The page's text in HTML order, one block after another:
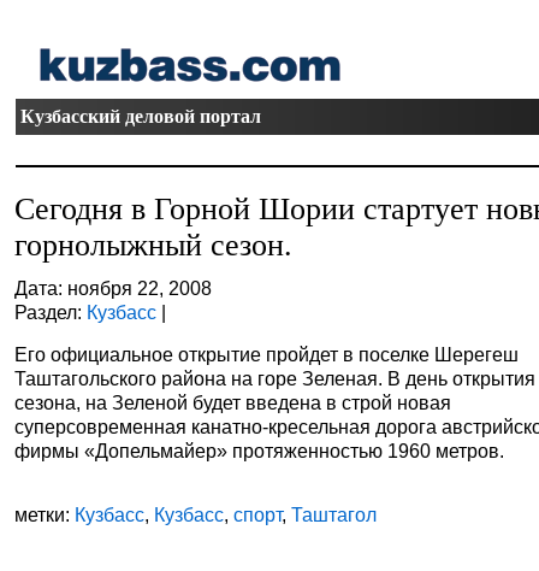
Кузбасский деловой портал
Сегодня в Горной Шории стартует
горнолыжный сезон.
Дата: ноября 22, 2008
Раздел: Кузбасс |
Его официальное открытие пройдет в поселке Шерегеш
Таштагольского района на горе Зеленая. В день открытия
сезона, на Зеленой будет введена в строй новая
суперсовременная канатно-кресельная дорога
фирмы «Допельмайер» протяженностью 1960 метров.
метки: Кузбасс, Кузбасс,спорт,Таштагол